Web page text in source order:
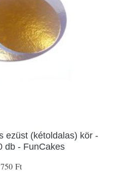
ezüst (kétoldalas) kör -
db - FunCakes
Ft